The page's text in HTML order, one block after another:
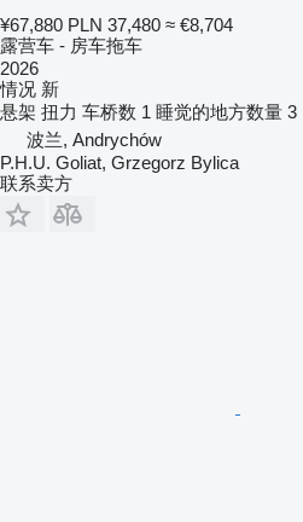
¥67,880 PLN 37,480 ≈ €8,704
露营车 - 房车拖车
2026
情况 新
悬架 扭力 车桥数 1 睡觉的地方数量 3
波兰, Andrychów
P.H.U. Goliat, Grzegorz Bylica
联系卖方